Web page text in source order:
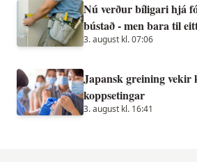
Nú verður bíligari hjá
bústað - men bara til
3. august kl. 07:06
Japansk greining
koppsetingar
3. august kl. 16:41